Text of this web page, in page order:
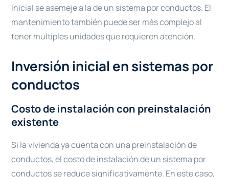
inicial se asemeje a la de un sistema por conductos. El
mantenimiento también puede ser más complejo al
tener múltiples unidades que requieren atención.
Inversión inicial en sistemas por
conductos
Costo de instalación con preinstalación
existente
Si la vivienda ya cuenta con una preinstalación de
conductos, el costo de instalación de un sistema por
conductos se reduce significativamente. En este caso,